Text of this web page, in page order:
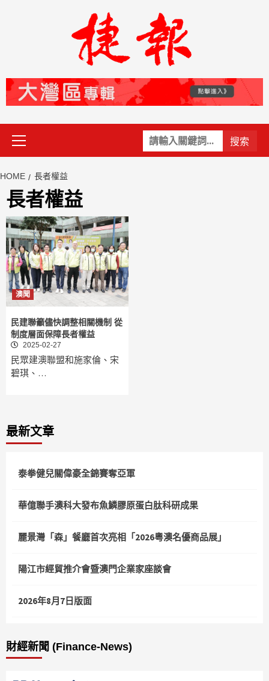
關
鍵
Primary
Menu
HOME 長者權益
長者權益
澳聞
民建聯籲儘快調整相關機制 從
制度層面保障長者權益
2025-02-27
民眾建澳聯盟和施家倫、宋
碧琪、…
最新文章
泰拳健兒關偉豪全錦賽奪亞軍
華億聯手澳科大發布魚鱗膠原蛋白肽科研成果
麗景灣「森」餐廳首次亮相「2026粵澳名優商品展」
陽江市經貿推介會暨澳門企業家座談會
2026年8月7日版面
財經新聞 (Finance-News)